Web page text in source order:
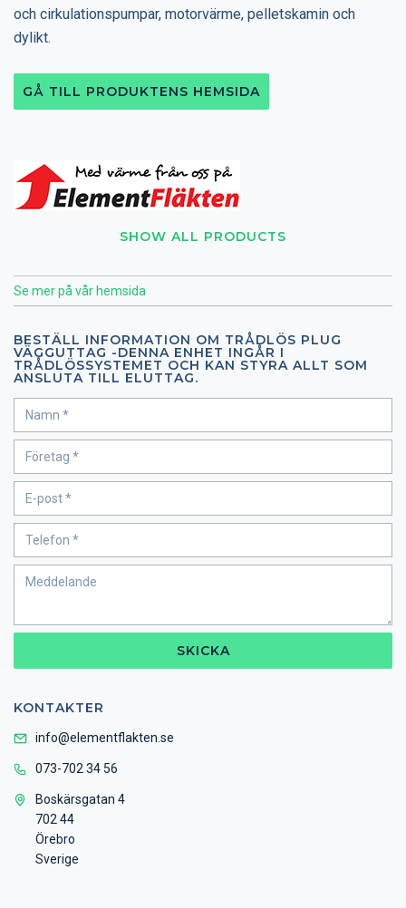
SHOW ALL PRODUCTS
Se mer på vår hemsida
BESTÄLL INFORMATION OM TRÅDLÖS PLUG
VÄGGUTTAG -DENNA ENHET INGÅR I
TRÅDLÖSSYSTEMET OCH KAN STYRA ALLT SOM
ANSLUTA TILL ELUTTAG.
SKICKA
KONTAKTER
info@elementflakten.se
073-702 34 56
Boskärsgatan 4
702 44
Örebro
Sverige
och cirkulationspumpar, motorvärme, pelletskamin och
dylikt.
GÅ TILL PRODUKTENS HEMSIDA